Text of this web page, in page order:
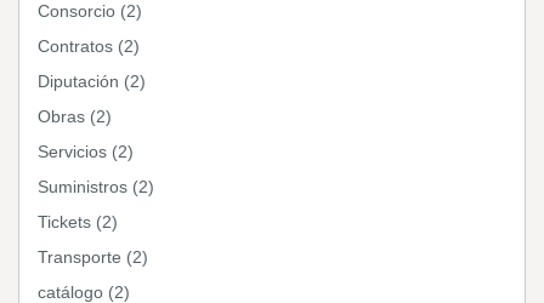
Consorcio (2)
Contratos (2)
Diputación (2)
Obras (2)
Servicios (2)
Suministros (2)
Tickets (2)
Transporte (2)
catálogo (2)